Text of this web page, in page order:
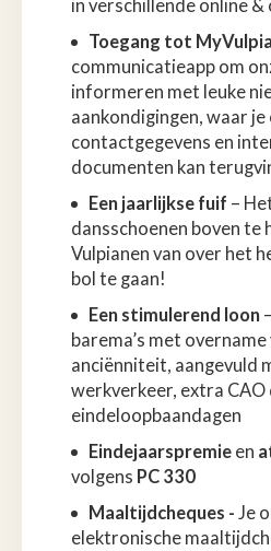
in verschillende online
Toegang tot MyVulpia
communicatieapp om
informeren met leuke
aankondigingen, waar je
contactgegevens en
documenten kan
Een jaarlijkse fuif –
dansschoenen boven te
Vulpianen van over het
bol te gaan!
Een stimulerend loon
barema’s met
anciënniteit, aangevuld
werkverkeer, extra CAO
eindeloopbaandagen
Eindejaarspremie en
volgens PC 330
Maaltijdcheques - Je
elektronische